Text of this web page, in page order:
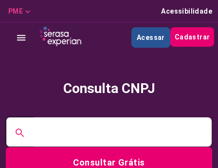
PME Acessibilidade
Acessar Cadastrar
Consulta CNPJ
Consultar Grátis